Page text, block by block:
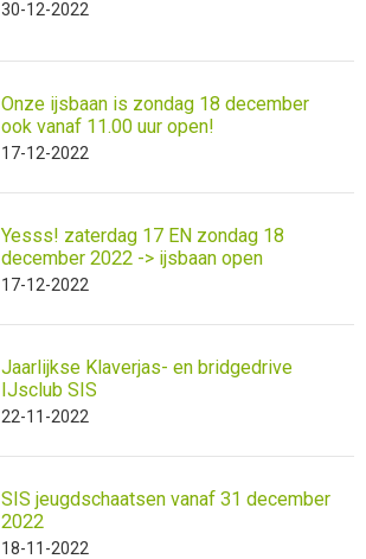
30-12-2022
Onze ijsbaan is zondag 18 december
ook vanaf 11.00 uur open!
17-12-2022
Yesss! zaterdag 17 EN zondag 18
december 2022 -> ijsbaan open
17-12-2022
Jaarlijkse Klaverjas- en bridgedrive
IJsclub SIS
22-11-2022
SIS jeugdschaatsen vanaf 31 december
2022
18-11-2022